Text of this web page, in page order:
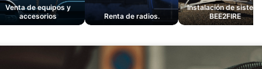
Venta de equipos y
accesorios
Renta de radios.
Instalación de
BEE2FIRE